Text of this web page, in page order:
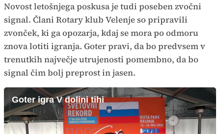
Novost letošnjega poskusa je tudi poseben zvočni
signal. Člani Rotary klub Velenje so pripravili
zvonček, ki ga opozarja, kdaj se mora po odmoru
znova lotiti igranja. Goter pravi, da bo predvsem v
trenutkih največje utrujenosti pomembno, da bo
signal čim bolj preprost in jasen.
Goter igra V dolini tihi